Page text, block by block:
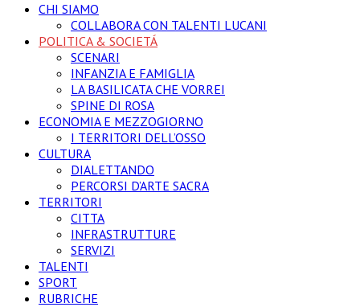
CHI SIAMO
COLLABORA CON TALENTI LUCANI
POLITICA & SOCIETÁ
SCENARI
INFANZIA E FAMIGLIA
LA BASILICATA CHE VORREI
SPINE DI ROSA
ECONOMIA E MEZZOGIORNO
I TERRITORI DELL’OSSO
CULTURA
DIALETTANDO
PERCORSI D’ARTE SACRA
TERRITORI
CITTA
INFRASTRUTTURE
SERVIZI
TALENTI
SPORT
RUBRICHE